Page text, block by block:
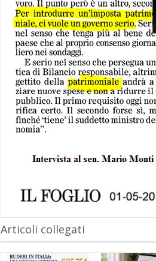
Articoli collegati